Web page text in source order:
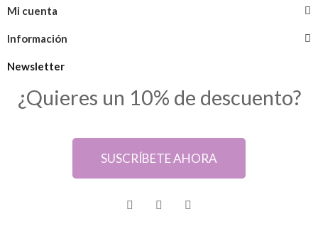
Mi cuenta
Información
Newsletter
¿Quieres un 10% de descuento?
SUSCRÍBETE AHORA